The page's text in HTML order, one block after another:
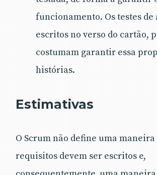
funcionamento. Os testes de
escritos no verso do cartão,
costumam garantir essa
histórias.
Estimativas
O Scrum não define uma maneira
requisitos devem ser escritos e,